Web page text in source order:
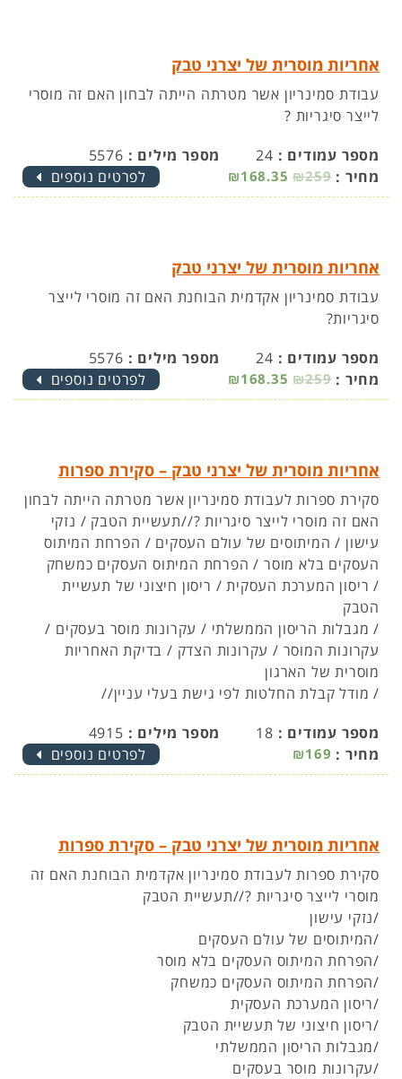
אחריות מוסרית של יצרני טבק
עבודת סמינריון אשר מטרתה הייתה לבחון האם זה מוסרי
לייצר סיגריות ?
מספר עמודים : 24 מספר מילים : 5576
מחיר : ₪259
₪168.35 לפרטים נוספים
אחריות מוסרית של יצרני טבק
עבודת סמינריון אקדמית הבוחנת האם זה מוסרי לייצר
סיגריות?
מספר עמודים : 24 מספר מילים : 5576
מחיר : ₪259
₪168.35 לפרטים נוספים
אחריות מוסרית של יצרני טבק – סקירת ספרות
סקירת ספרות לעבודת סמינריון אשר מטרתה הייתה לבחון
האם זה מוסרי לייצר סיגריות ?//תעשיית הטבק / נזקי
עישון / המיתוסים של עולם העסקים / הפרחת המיתוס
העסקים בלא מוסר / הפרחת המיתוס העסקים כמשחק
/ ריסון המערכת העסקית / ריסון חיצוני של תעשיית
הטבק
/ מגבלות הריסון הממשלתי / עקרונות מוסר בעסקים /
עקרונות המוסר / עקרונות הצדק / בדיקת האחריות
מוסרית של הארגון
/ מודל קבלת החלטות לפי גישת בעלי עניין//
מספר עמודים : 18 מספר מילים : 4915
מחיר : ₪169 לפרטים נוספים
אחריות מוסרית של יצרני טבק – סקירת ספרות
סקירת ספרות לעבודת סמינריון אקדמית הבוחנת האם זה
מוסרי לייצר סיגריות ?//תעשיית הטבק
/נזקי עישון
/המיתוסים של עולם העסקים
/הפרחת המיתוס העסקים בלא מוסר
/הפרחת המיתוס העסקים כמשחק
/ריסון המערכת העסקית
/ריסון חיצוני של תעשיית הטבק
/מגבלות הריסון הממשלתי
/עקרונות מוסר בעסקים